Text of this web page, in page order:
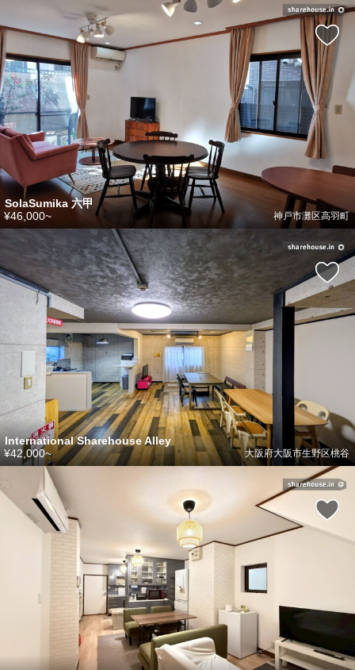
SolaSumika 六甲
神戸市灘区高羽町
¥46,000~
International Sharehouse Alley
大阪府大阪市生野区桃谷
¥42,000~